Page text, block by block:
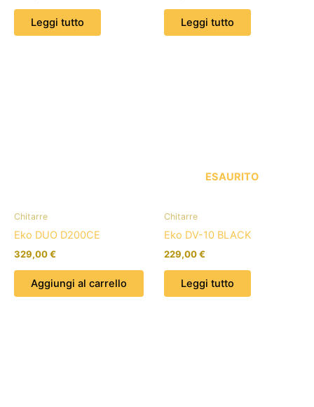
Leggi tutto Leggi tutto
Chitarre
Eko DUO D200CE
329,00€
Aggiungi al carrello
ESAURITO
Chitarre
Eko DV-10 BLACK
229,00€
Leggi tutto